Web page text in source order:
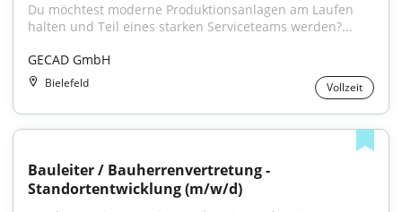
Du möchtest moderne Produktionsanlagen am Laufen
halten und Teil eines starken Serviceteams werden?...
GECAD GmbH
Bielefeld Vollzeit
Bauleiter / Bauherrenvertretung -
Standortentwicklung (m/w/d)